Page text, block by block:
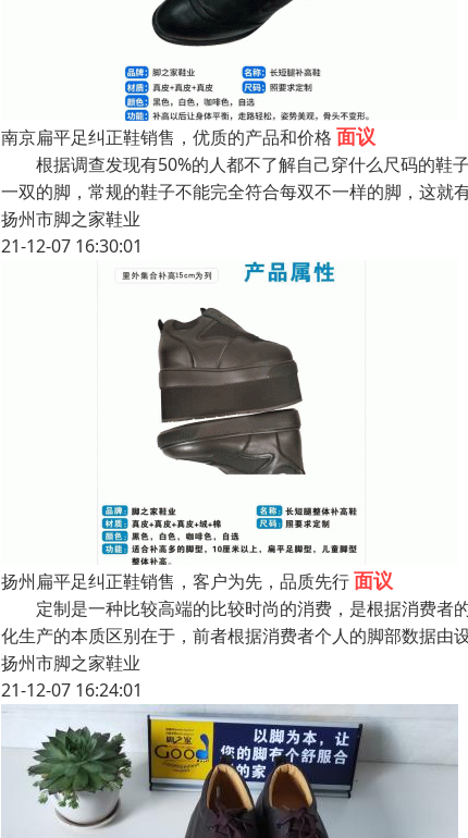
南京扁平足纠正鞋销售，优质的产品和价格 面议
根据调查发现有50%的人都不了解自己穿什么尺码的鞋
一双的脚，常规的鞋子不能完全符合每双不一样的脚，这
扬州市脚之家鞋业
21-12-07 16:30:01
扬州扁平足纠正鞋销售，客户为先，品质先行面议
定制是一种比较高端的比较时尚的消费，是根据消费者
化生产的本质区别在于，前者根据消费者个人的脚部数据
扬州市脚之家鞋业
21-12-07 16:24:01